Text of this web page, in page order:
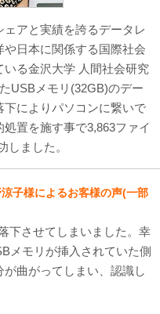
アと実績を誇るデータレ
日本に関係する国際社会
る金沢大学 人間社会研究
USBメモリ(32GB)のデー
によりパソコンに繋いで
置を施す事で3,863ファイ
しました。
子様によるお客様の声(一部
下させてしまいました。幸
メモリが挿入されていた側
曲がってしまい、認識し
？